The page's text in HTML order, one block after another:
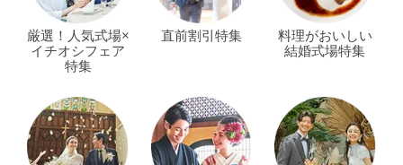
厳選！人気式場×
イチオシフェア
特集
直前割引特集
料理がおいしい
結婚式場特集